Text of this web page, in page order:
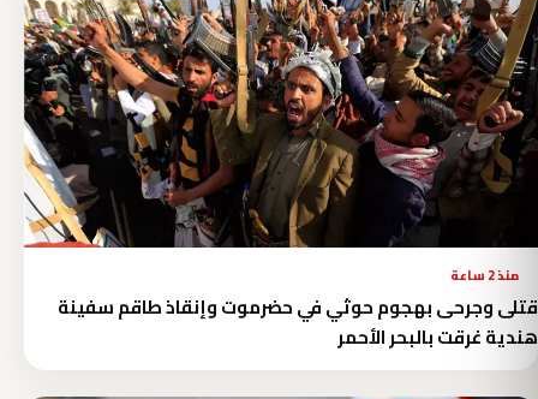
منذ 2 ساعة
قتلى وجرحى بهجوم حوثي في حضرموت وإنقاذ طاقم سفينة
هندية غرقت بالبحر الأحمر